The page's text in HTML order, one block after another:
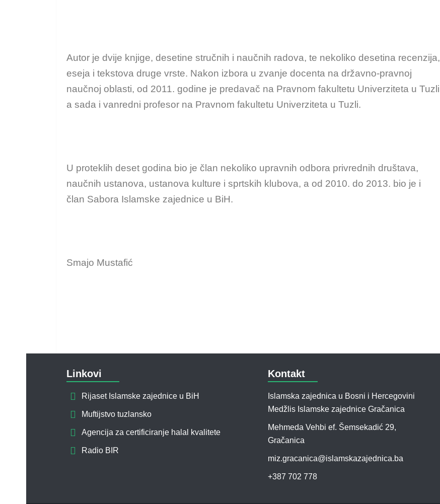
Autor je dvije knjige, desetine stručnih i naučnih radova, te nekoliko desetina recenzija,
eseja i tekstova druge vrste. Nakon izbora u zvanje docenta na državno-pravnoj
naučnoj oblasti, od 2011. godine je predavač na Pravnom fakultetu Univerziteta u Tuzli
a sada i vanredni profesor na Pravnom fakultetu Univerziteta u Tuzli.
U proteklih deset godina bio je član nekoliko upravnih odbora privrednih društava,
naučnih ustanova, ustanova kulture i sprtskih klubova, a od 2010. do 2013. bio je i
član Sabora Islamske zajednice u BiH.
Smajo Mustafić
Linkovi
Rijaset Islamske zajednice u BiH
Muftijstvo tuzlansko
Agencija za certificiranje halal kvalitete
Radio BIR
Kontakt
Islamska zajednica u Bosni i Hercegovini
Medžlis Islamske zajednice Gračanica
Mehmeda Vehbi ef. Šemsekadić 29,
Gračanica
miz.gracanica@islamskazajednica.ba
+387 702 778